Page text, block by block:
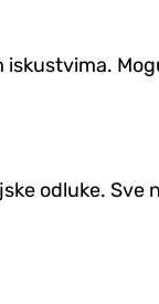
odluke.